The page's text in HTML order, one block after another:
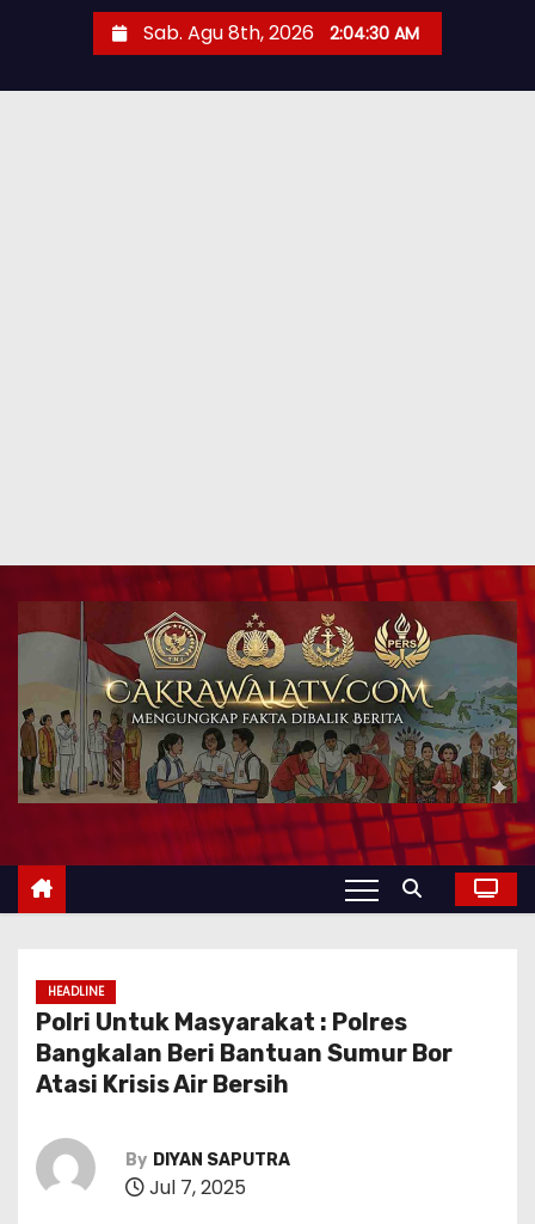
Sab. Agu 8th, 2026 2:04:32 AM
HEADLINE
Polri Untuk Masyarakat : Polres
Bangkalan Beri Bantuan Sumur Bor
Atasi Krisis Air Bersih
By DIYAN SAPUTRA
Jul 7, 2025